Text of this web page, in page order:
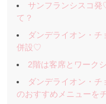
サンフランシスコ
て？
ダンデライオン・
併設♡
2階は客席とワーク
ダンデライオン・
のおすすめメニューを